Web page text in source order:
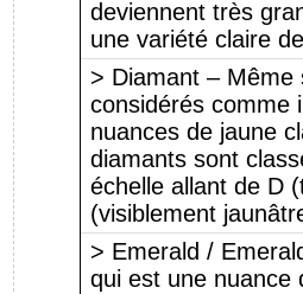
deviennent très
une variété claire
> Diamant – Même
considérés comme
nuances de jaune
diamants sont
échelle allant de D
(visiblement
> Emerald /
qui est une nuance